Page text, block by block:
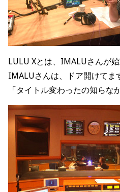
LULU Xとは、IMALUさんが
IMALUさんは、ドア開けてま
「タイトル変わったの知ら